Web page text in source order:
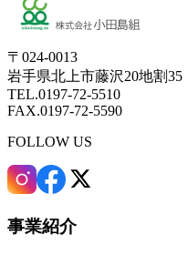
〒024-0013
岩手県北上市藤沢20地割35
TEL.0197-72-5510
FAX.0197-72-5590
FOLLOW US
事業紹介